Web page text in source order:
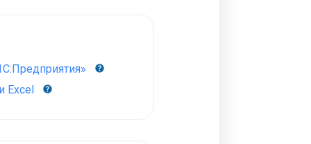
Excel